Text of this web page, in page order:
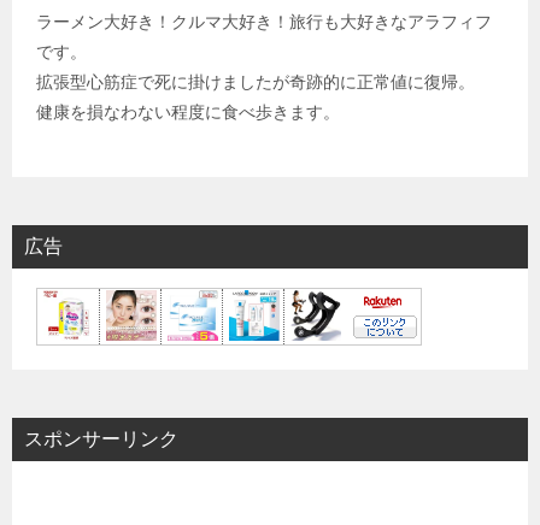
ラーメン大好き！クルマ大好き！旅行も大好きなアラフィフ
です。
拡張型心筋症で死に掛けましたが奇跡的に正常値に復帰。
健康を損なわない程度に食べ歩きます。
広告
スポンサーリンク